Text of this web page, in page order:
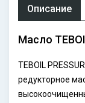
Описание
Масло
TEBOIL
редукторное